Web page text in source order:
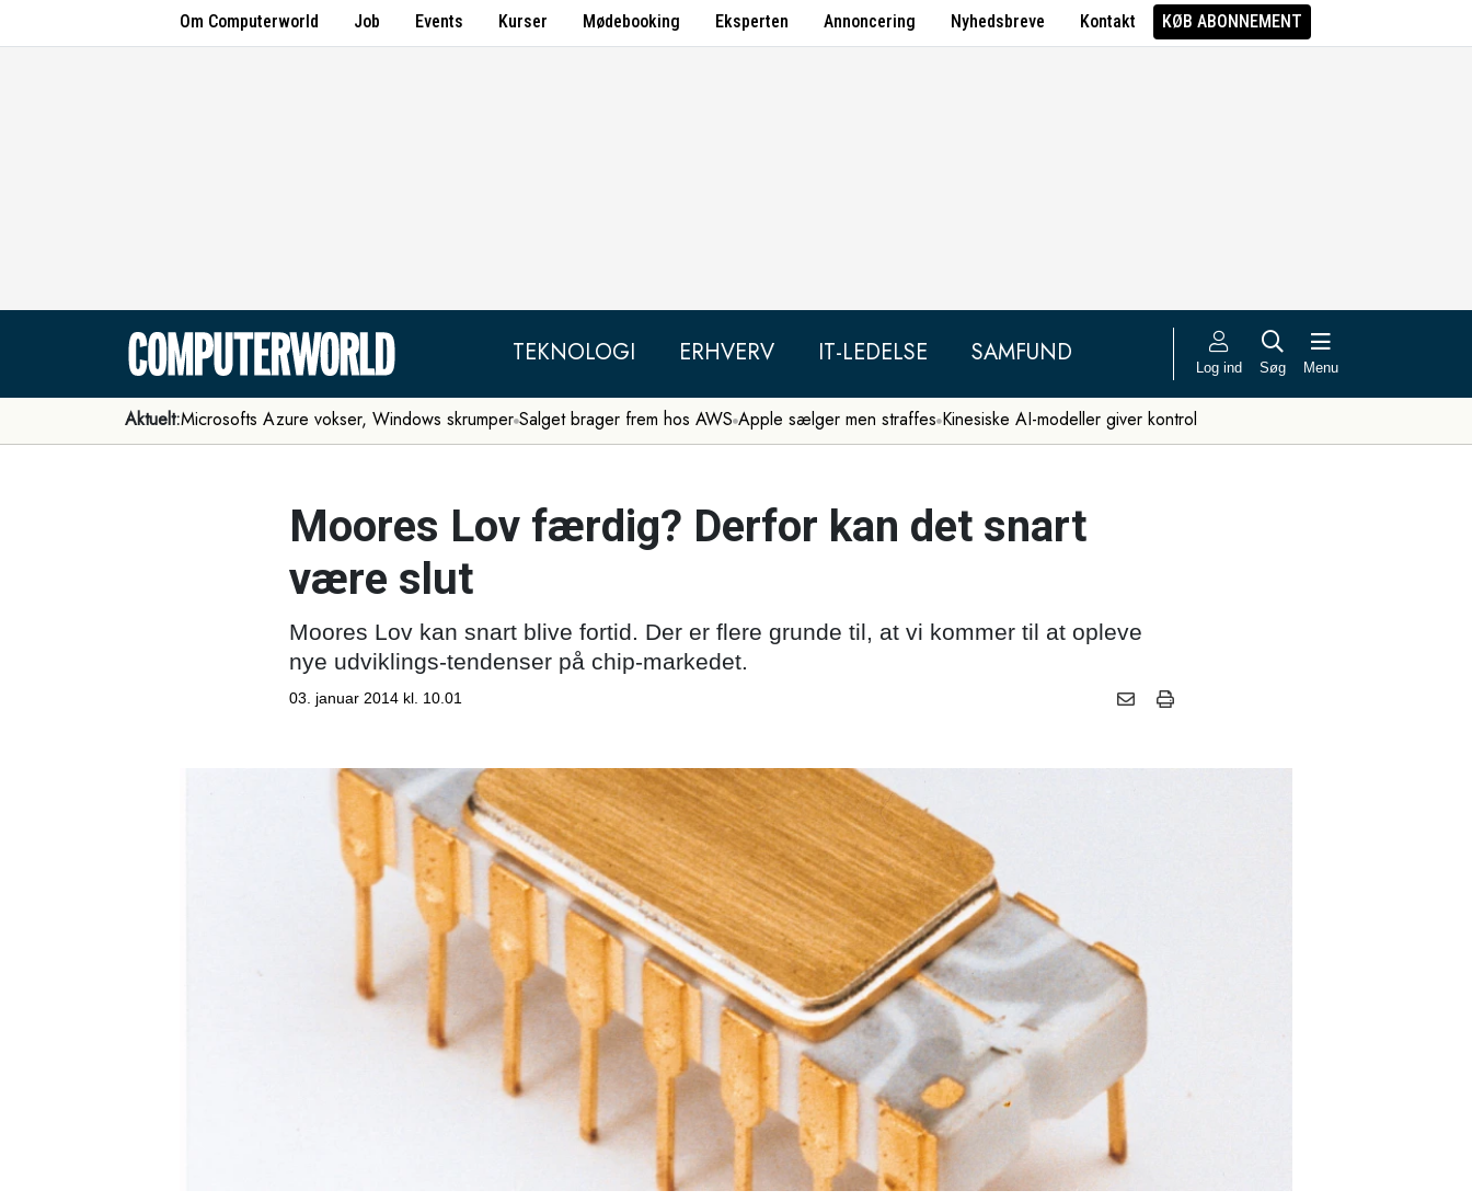
Om Computerworld Job Events Kurser Mødebooking Eksperten Annoncering Nyhedsbreve Kontakt KØB ABONNEMENT
TEKNOLOGI ERHVERV IT-LEDELSE SAMFUND Log ind Søg Menu
Aktuelt:Microsofts Azure vokser, Windows skrumper Salget brager frem hos AWS Apple sælger men straffes Kinesiske AI-modeller giver kontrol
Moores Lov færdig? Derfor kan det snart
være slut
Moores Lov kan snart blive fortid. Der er flere grunde til, at vi kommer til at opleve
nye udviklings-tendenser på chip-markedet.
03. januar 2014 kl. 10.01